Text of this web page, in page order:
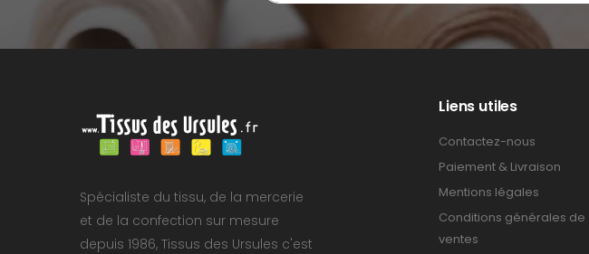
Spécialiste du tissu, de la mercerie
et de la confection sur mesure
depuis 1986, Tissus des Ursules c'est
Liens utiles
Contactez-nous
Paiement & Livraison
Mentions légales
Conditions générales de
ventes